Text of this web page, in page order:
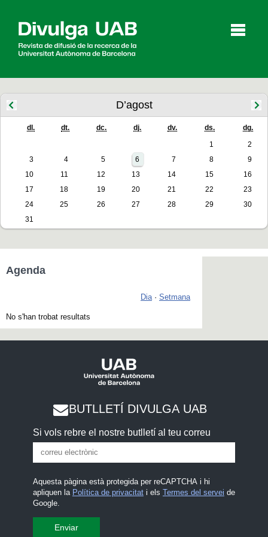
Articles Entrevistes Vídeos
English Español
D’agost
dl. dt. dc. dj. dv. ds. dg.
1
2
3
4 5 6 7 8
9
10
11 12 13 14 15
16
17
18 19 20 21 22
23
24
25 26 27 28 29
30
31
Agenda
Dia · Setmana
No s'han trobat resultats
BUTLLETÍ DIVULGA UAB
Si vols rebre el nostre butlletí al teu correu
Aquesta pàgina està protegida per reCAPTCHA i hi
apliquen la Política de privacitati els Termes del servei de
Google.